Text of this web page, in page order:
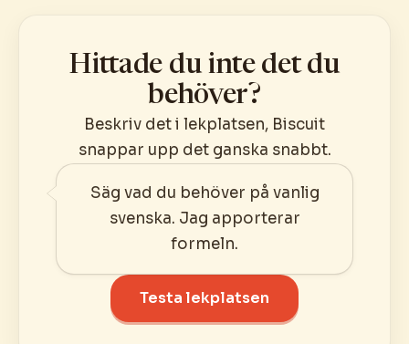
Hittade du inte det du
behöver?
Beskriv det i lekplatsen, Biscuit
snappar upp det ganska snabbt.
Säg vad du behöver på vanlig
svenska. Jag apporterar
formeln.
Testa lekplatsen